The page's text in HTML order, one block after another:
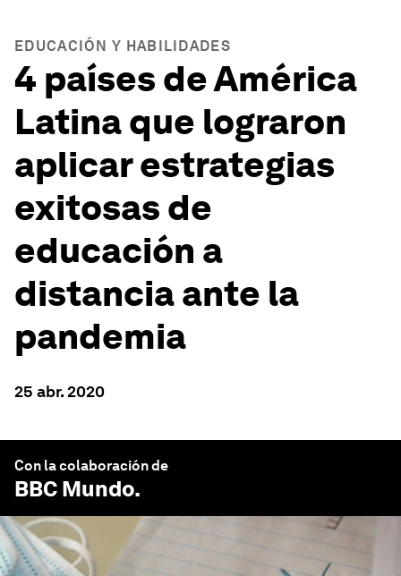
EDUCACIÓN Y HABILIDADES
4 países de América
Latina que lograron
aplicar estrategias
exitosas de
educación a
distancia ante la
pandemia
25 abr. 2020
Con la colaboración de
BBC Mundo.